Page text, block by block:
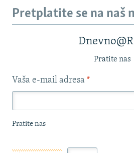
Pretplatite se na naš
Pratite nas
Vaša e-mail adresa *
Pratite nas